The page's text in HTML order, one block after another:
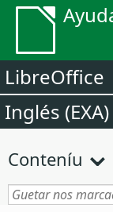
LibreOffice
Inglés (EXA)
Conteníu